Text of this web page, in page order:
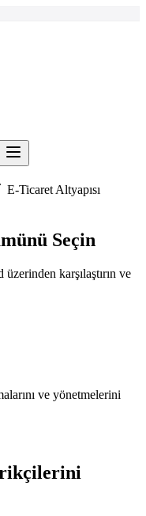
E-Ticaret Altyapısı
Seçin
karşılaştırın ve
ve yönetmelerini